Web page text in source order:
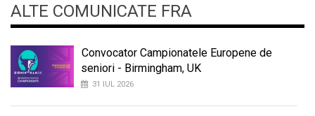
ALTE COMUNICATE FRA
Convocator Campionatele Europene de
seniori - Birmingham, UK
31 IUL 2026